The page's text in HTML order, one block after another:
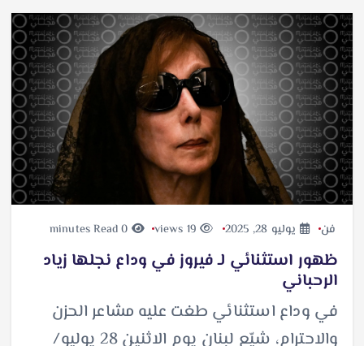
فن يوليو 28, 2025 19 views
ظهور استثنائي لـ فيروز في وداع نجلها زياد
الرحباني
في وداع استثنائي طغت عليه مشاعر الحزن
والاحترام، شيّع لبنان يوم الاثنين 28 يوليو/